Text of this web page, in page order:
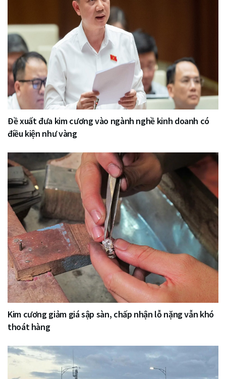
Đề xuất đưa kim cương vào ngành nghề kinh doanh có
điều kiện như vàng
Kim cương giảm giá sập sàn, chấp nhận lỗ nặng vẫn khó
thoát hàng